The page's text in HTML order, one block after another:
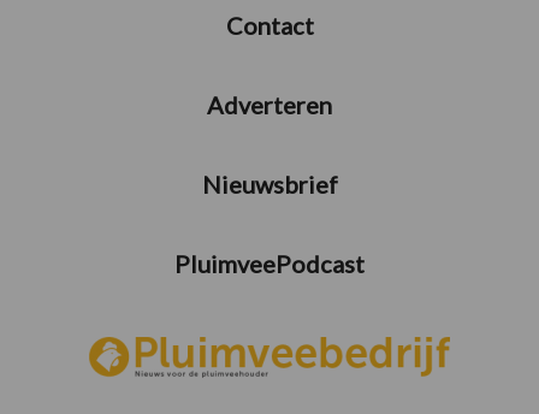
Contact
Adverteren
Nieuwsbrief
PluimveePodcast